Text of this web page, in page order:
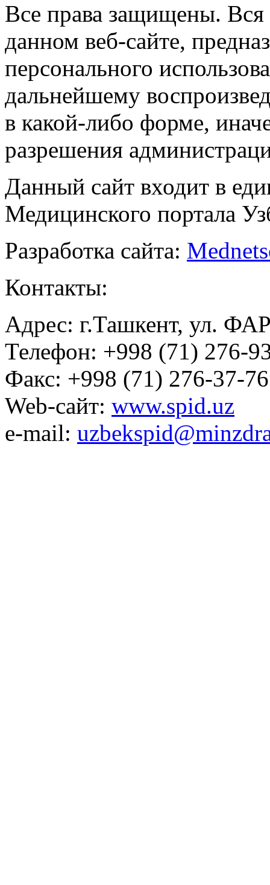
Все права защищены.
данном веб-сайте,
персонального
дальнейшему
в какой-либо форме,
разрешения
Данный сайт входит в
Медицинского портала
Разработка сайта:
Контакты:
Адрес: г.Ташкент, ул.
Телефон: +998 (71) 276-
Факс: +998 (71) 276-37-76
Web-сайт: www.spid.uz
e-mail: